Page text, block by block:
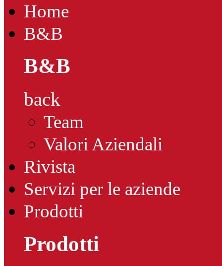
Home
B&B
B&B
back
Team
Valori Aziendali
Rivista
Servizi per le aziende
Prodotti
Prodotti